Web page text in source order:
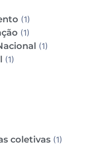
(1)
(1)
(1)
(1)
coletivas (1)